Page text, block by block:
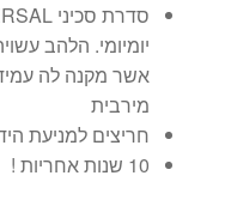
אשר מקנה לה
מירבית
חריצים למניעת
10 שנות אחריות !